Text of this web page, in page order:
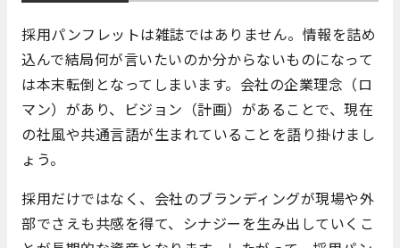
採用パンフレットは雑誌ではありません。情報を詰め
込んで結局何が言いたいのか分からないものになって
は本末転倒となってしまいます。会社の企業理念（ロ
マン）があり、ビジョン（計画）があることで、現在
の社風や共通言語が生まれていることを語り掛けまし
ょう。
採用だけではなく、会社のブランディングが現場や外
部でさえも共感を得て、シナジーを生み出していくこ